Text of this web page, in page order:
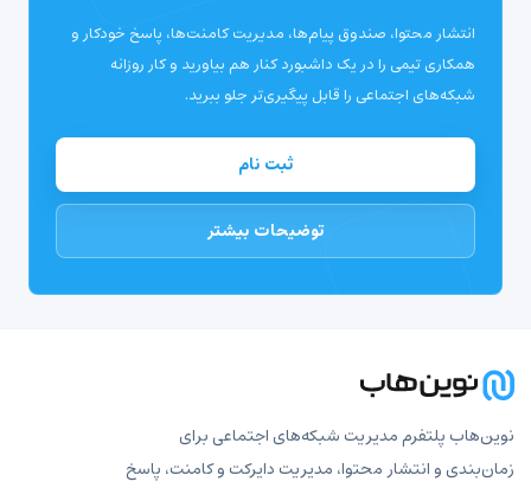
انتشار محتوا، صندوق پیام‌ها، مدیریت کامنت‌ها، پاسخ خودکار و
همکاری تیمی را در یک داشبورد کنار هم بیاورید و کار روزانه
شبکه‌های اجتماعی را قابل پیگیری‌تر جلو ببرید.
ثبت نام
توضیحات بیشتر
نوین‌هاب پلتفرم مدیریت شبکه‌های اجتماعی برای
زمان‌بندی و انتشار محتوا، مدیریت دایرکت و کامنت، پاسخ